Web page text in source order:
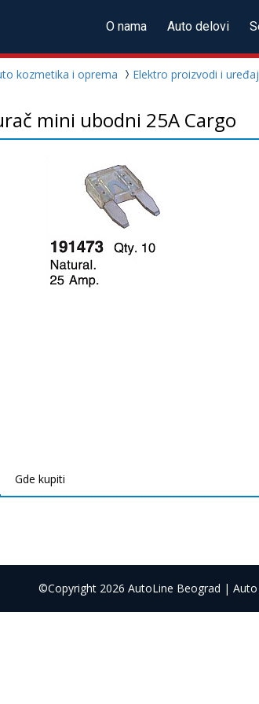
O nama Auto delovi
kozmetika i oprema Elektro proizvodi i
mini ubodni 25A Cargo
Gde kupiti
©Copyright 2026 AutoLine Beograd | Auto